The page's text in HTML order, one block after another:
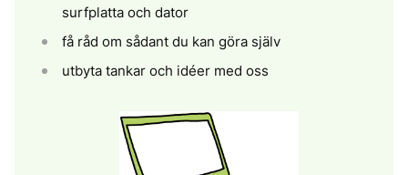
surfplatta och dator
få råd om sådant du kan göra själv
utbyta tankar och idéer med oss